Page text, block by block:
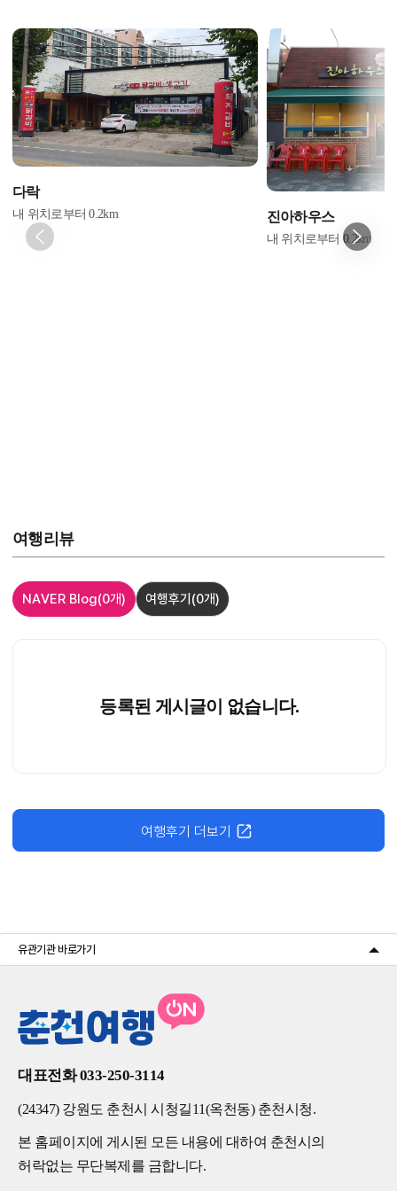
다락
내 위치로부터0.2km 진아하우스
내 위치로부터0.2km
여행리뷰
NAVER Blog(0개) 여행후기 (0개)
등록된 게시글이 없습니다.
여행후기 더보기
유관기관 바로가기
대표전화 033-250-3114
(24347) 강원도 춘천시 시청길11(옥천동) 춘천시청.
본 홈페이지에 게시된 모든 내용에 대하여 춘천시의
허락없는 무단복제를 금합니다.